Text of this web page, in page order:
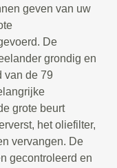
geven van uw
De
grondig en
van de 79
grote beurt
het oliefilter,
vervangen. De
gecontroleerd en